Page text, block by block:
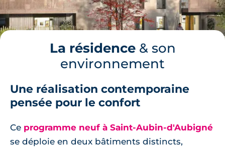
La résidence& son
environnement
Une réalisation contemporaine
pensée pour le confort
Ce programme neuf à Saint-Aubin-d'Aubigné
se déploie en deux bâtiments distincts,